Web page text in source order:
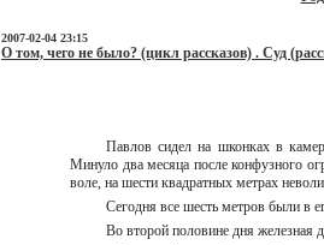
2007-02-04 23:15
О том, чего не было? (цикл рассказов) . Суд
Павлов сидел на шконках в
Минуло два месяца после конфузного
воле, на шести квадратных метрах
Сегодня все шесть метров были в
Во второй половине дня железная